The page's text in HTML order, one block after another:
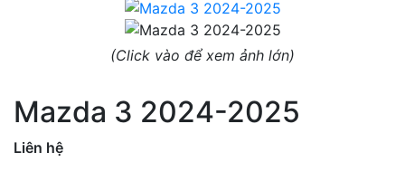
(Click vào để xem ảnh lớn)
Mazda 3 2024-2025
Liên hệ